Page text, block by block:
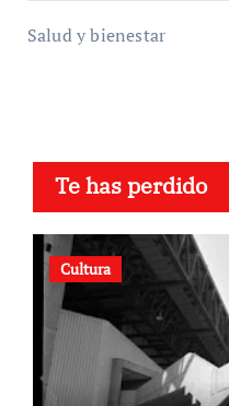
Salud y bienestar
Te has perdido
Cultura